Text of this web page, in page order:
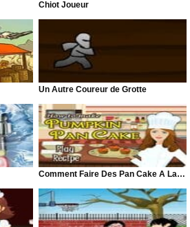
Chiot Joueur
Un Autre Coureur de Grotte
Comment Faire Des Pan Cake À La Citrouille